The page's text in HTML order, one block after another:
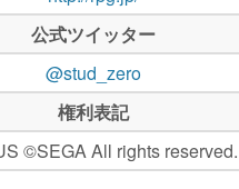
公式ツイッター
@stud_zero
権利表記
©SEGA All rights reserved.